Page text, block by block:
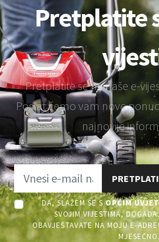
Pretplatite
Pretplatite se na naše e-
Poslat ćemo vam nove
najnovije
DA, SLAŽEM SE SOPĆIM
SVOJIM VIJESTIMA,
OBAVJEŠTAVATE NA MOJU E-
MJESEČNO.